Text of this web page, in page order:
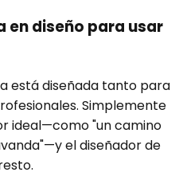
en diseño para usar
está diseñada tanto para
Simplemente
ideal—como "un camino
el diseñador de